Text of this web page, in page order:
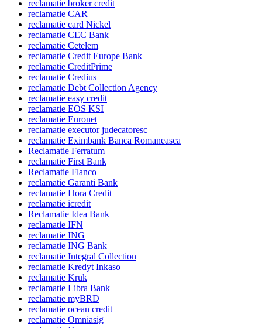
reclamatie broker credit
reclamatie CAR
reclamatie card Nickel
reclamatie CEC Bank
reclamatie Cetelem
reclamatie Credit Europe Bank
reclamatie CreditPrime
reclamatie Credius
reclamatie Debt Collection Agency
reclamatie easy credit
reclamatie EOS KSI
reclamatie Euronet
reclamatie executor judecatoresc
reclamatie Eximbank Banca Romaneasca
Reclamatie Ferratum
reclamatie First Bank
Reclamatie Flanco
reclamatie Garanti Bank
reclamatie Hora Credit
reclamatie icredit
Reclamatie Idea Bank
reclamatie IFN
reclamatie ING
reclamatie ING Bank
reclamatie Integral Collection
reclamatie Kredyt Inkaso
reclamatie Kruk
reclamatie Libra Bank
reclamatie myBRD
reclamatie ocean credit
reclamatie Omniasig